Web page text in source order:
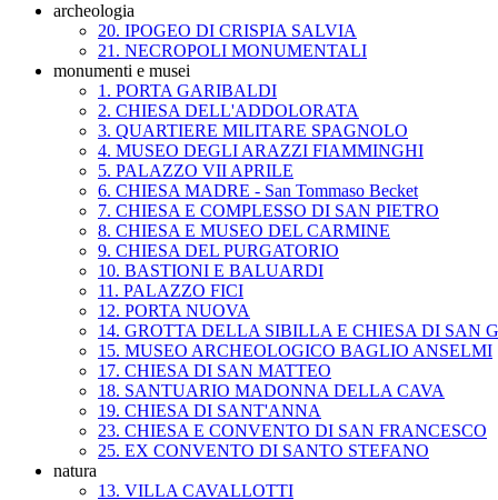
archeologia
20. IPOGEO DI CRISPIA SALVIA
21. NECROPOLI MONUMENTALI
monumenti e musei
1. PORTA GARIBALDI
2. CHIESA DELL'ADDOLORATA
3. QUARTIERE MILITARE SPAGNOLO
4. MUSEO DEGLI ARAZZI FIAMMINGHI
5. PALAZZO VII APRILE
6. CHIESA MADRE - San Tommaso Becket
7. CHIESA E COMPLESSO DI SAN PIETRO
8. CHIESA E MUSEO DEL CARMINE
9. CHIESA DEL PURGATORIO
10. BASTIONI E BALUARDI
11. PALAZZO FICI
12. PORTA NUOVA
14. GROTTA DELLA SIBILLA E CHIESA DI SAN
15. MUSEO ARCHEOLOGICO BAGLIO ANSELMI
17. CHIESA DI SAN MATTEO
18. SANTUARIO MADONNA DELLA CAVA
19. CHIESA DI SANT'ANNA
23. CHIESA E CONVENTO DI SAN FRANCESCO
25. EX CONVENTO DI SANTO STEFANO
natura
13. VILLA CAVALLOTTI